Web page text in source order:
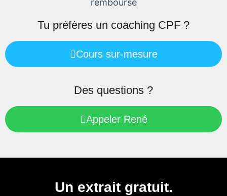
Tu préfères un coaching CPF ?
Cours sur-mesure
Des questions ?
Appeler René
Un extrait gratuit.